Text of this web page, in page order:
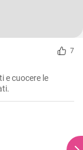
7
e cuocere le